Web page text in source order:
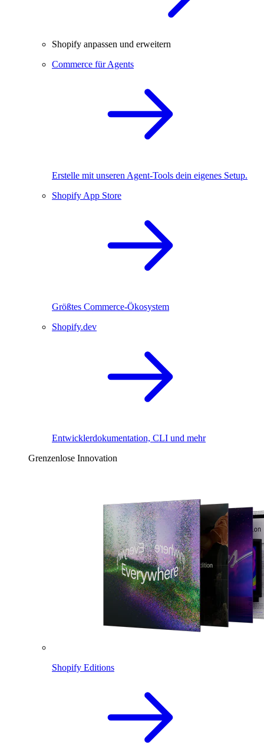
Shopify anpassen und erweitern
Commerce für Agents
Erstelle mit unseren Agent-Tools dein eigenes Setup.
Shopify App Store
Größtes Commerce-Ökosystem
Shopify.dev
Entwicklerdokumentation, CLI und mehr
Grenzenlose Innovation
Shopify Editions